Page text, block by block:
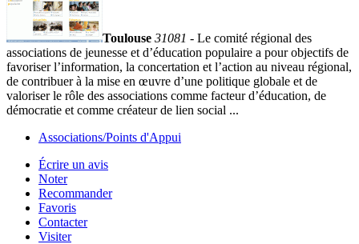
Toulouse 31081 - Le comité régional des
associations de jeunesse et d’éducation populaire a pour objectifs de
favoriser l’information, la concertation et l’action au niveau régional,
de contribuer à la mise en œuvre d’une politique globale et de
valoriser le rôle des associations comme facteur d’éducation, de
démocratie et comme créateur de lien social ...
Associations/Points d'Appui
Écrire un avis
Noter
Recommander
Favoris
Contacter
Visiter